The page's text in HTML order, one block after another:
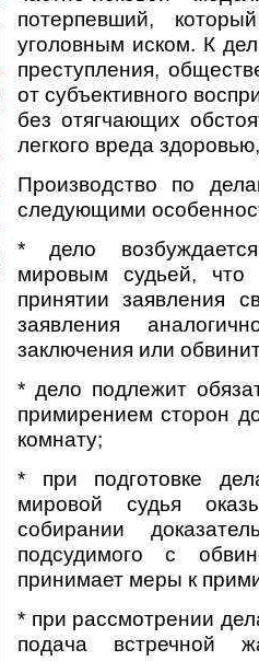
потерпевший,
уголовным иском. К
преступления,
от субъективного
без отягчающих
легкого вреда
Производство по
следующими
* дело
мировым судьей, что
принятии заявления
заявления
заключения или
* дело подлежит
примирением сторон
комнату;
* при подготовке
мировой судья
собирании
подсудимого с
принимает меры к
* при рассмотрении
подача встречной